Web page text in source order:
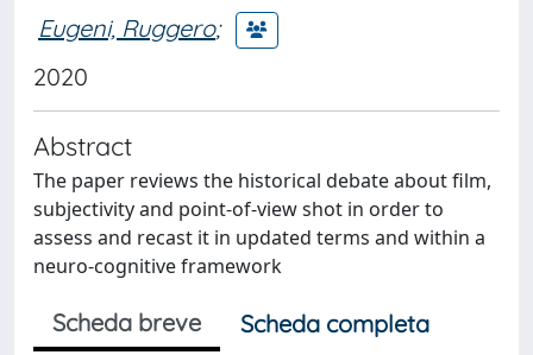
Eugeni, Ruggero;
2020
Abstract
The paper reviews the historical debate about film,
subjectivity and point-of-view shot in order to
assess and recast it in updated terms and within a
neuro-cognitive framework
Scheda breve
Scheda completa